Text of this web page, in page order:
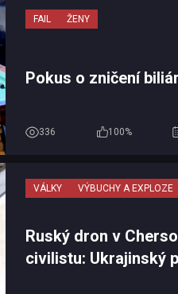
FAIL ŽENY
Pokus o zničení
336 100%
VÁLKY VÝBUCHY A EXPLOZE
Ruský dron v
civilistu: Ukrajinský